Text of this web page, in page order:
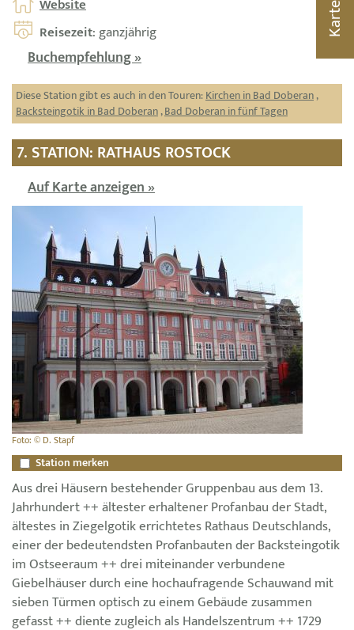
Reisezeit: ganzjährig
Buchempfehlung »
Diese Station gibt es auch in den Touren:Kirchen in Bad Doberan,
Backsteingotik in Bad Doberan,Bad Doberan in fünf Tagen
7. STATION: RATHAUS ROSTOCK
Auf Karte anzeigen »
Foto: © D. Stapf
Station merken
Aus drei Häusern bestehender Gruppenbau aus dem 13.
Jahrhundert ++ ältester erhaltener Profanbau der Stadt,
ältestes in Ziegelgotik errichtetes Rathaus Deutschlands,
einer der bedeutendsten Profanbauten der Backsteingotik
im Ostseeraum ++ drei miteinander verbundene
Giebelhäuser durch eine hochaufragende Schauwand mit
sieben Türmen optisch zu einem Gebäude zusammen
gefasst ++ diente zugleich als Handelszentrum ++ 1729
Karte